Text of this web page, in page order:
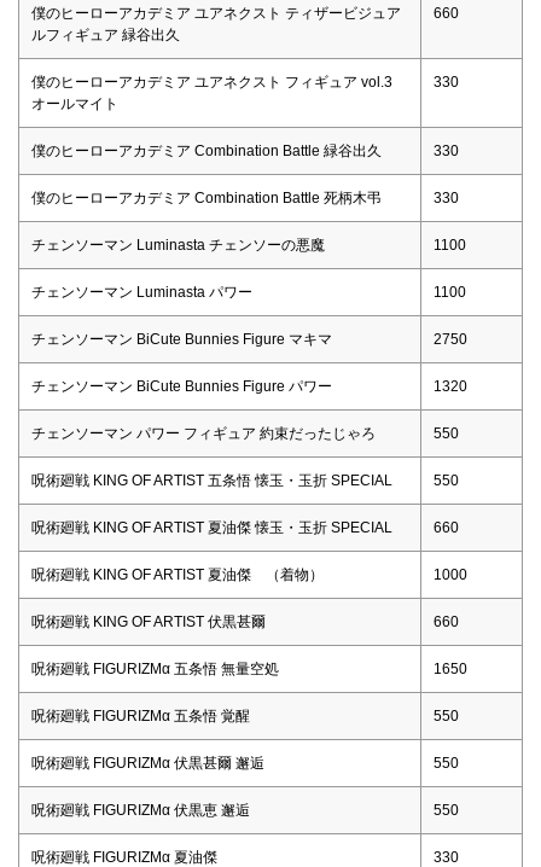
僕のヒーローアカデミア ユアネクスト ティザービジュア
ルフィギュア 緑谷出久
660
僕のヒーローアカデミア ユアネクスト フィギュア vol.3
オールマイト
330
僕のヒーローアカデミア Combination Battle 緑谷出久 330
僕のヒーローアカデミア Combination Battle 死柄木弔 330
チェンソーマン Luminasta チェンソーの悪魔 1100
チェンソーマン Luminasta パワー 1100
チェンソーマン BiCute Bunnies Figure マキマ 2750
チェンソーマン BiCute Bunnies Figure パワー 1320
チェンソーマン パワー フィギュア 約束だったじゃろ 550
呪術廻戦 KING OF ARTIST 五条悟 懐玉・玉折 SPECIAL 550
呪術廻戦 KING OF ARTIST 夏油傑 懐玉・玉折 SPECIAL 660
呪術廻戦 KING OF ARTIST 夏油傑 （着物） 1000
呪術廻戦 KING OF ARTIST 伏黒甚爾 660
呪術廻戦 FIGURIZMα 五条悟 無量空処 1650
呪術廻戦 FIGURIZMα 五条悟 覚醒 550
呪術廻戦 FIGURIZMα 伏黒甚爾 邂逅 550
呪術廻戦 FIGURIZMα 伏黒恵 邂逅 550
呪術廻戦 FIGURIZMα 夏油傑 330